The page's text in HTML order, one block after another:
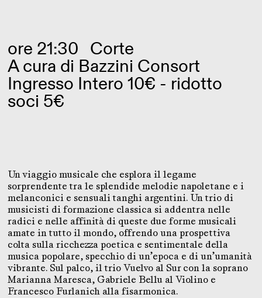
ore 21:30 Corte
A cura di Bazzini Consort
Ingresso Intero 10€ - ridotto
soci 5€
Un viaggio musicale che esplora il legame
sorprendente tra le splendide melodie napoletane e i
melanconici e sensuali tanghi argentini. Un trio di
musicisti di formazione classica si addentra nelle
radici e nelle affinità di queste due forme musicali
amate in tutto il mondo, offrendo una prospettiva
colta sulla ricchezza poetica e sentimentale della
musica popolare, specchio di un’epoca e di un’umanità
vibrante. Sul palco, il trio Vuelvo al Sur con la soprano
Marianna Maresca, Gabriele Bellu al Violino e
Francesco Furlanich alla fisarmonica.